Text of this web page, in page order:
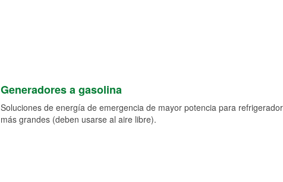
Generadores a gasolina
Soluciones de energía de emergencia de mayor potencia para
más grandes (deben usarse al aire libre).